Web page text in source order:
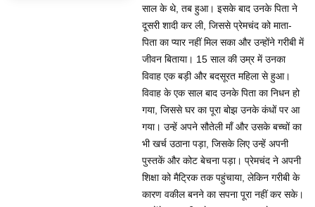
साल के थे, तब हुआ। इसके बाद उनके पिता ने
दूसरी शादी कर ली, जिससे प्रेमचंद को माता-
पिता का प्यार नहीं मिल सका और उन्होंने गरीबी में
जीवन बिताया। 15 साल की उम्र में उनका
विवाह एक बड़ी और बदसूरत महिला से हुआ।
विवाह के एक साल बाद उनके पिता का निधन हो
गया, जिससे घर का पूरा बोझ उनके कंधों पर आ
गया। उन्हें अपने सौतेली माँ और उसके बच्चों का
भी खर्च उठाना पड़ा, जिसके लिए उन्हें अपनी
पुस्तकें और कोट बेचना पड़ा। प्रेमचंद ने अपनी
शिक्षा को मैट्रिक तक पहुंचाया, लेकिन गरीबी के
कारण वकील बनने का सपना पूरा नहीं कर सके।